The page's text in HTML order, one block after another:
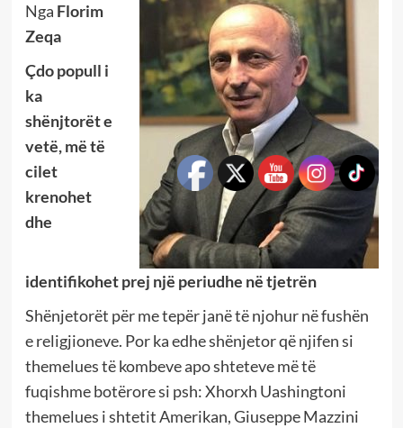
Nga Florim
Zeqa
Çdo popull i
ka
shënjtorët e
vetë, më të
cilet
krenohet
dhe
identifikohet prej një periudhe në tjetrën
Shënjetorët për me tepër janë të njohur në fushën
e religjioneve. Por ka edhe shënjetor që njifen si
themelues të kombeve apo shteteve më të
fuqishme botërore si psh: Xhorxh Uashingtoni
themelues i shtetit Amerikan, Giuseppe Mazzini